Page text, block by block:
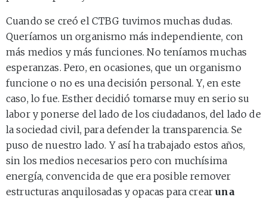
Cuando se creó el CTBG tuvimos muchas dudas.
Queríamos un organismo más independiente, con
más medios y más funciones. No teníamos muchas
esperanzas. Pero, en ocasiones, que un organismo
funcione o no es una decisión personal. Y, en este
caso, lo fue. Esther decidió tomarse muy en serio su
labor y ponerse del lado de los ciudadanos, del lado de
la sociedad civil, para defender la transparencia. Se
puso de nuestro lado. Y así ha trabajado estos años,
sin los medios necesarios pero con muchísima
energía, convencida de que era posible remover
estructuras anquilosadas y opacas para crearuna